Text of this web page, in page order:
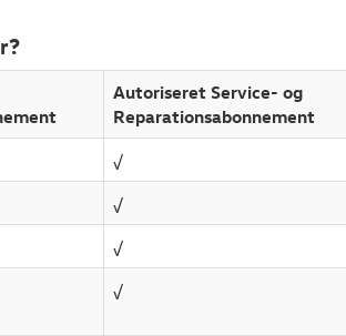
Autoriseret Service- og
Reparationsabonnement
√
√
√
√